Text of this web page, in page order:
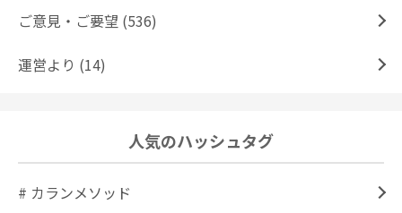
ご意見・ご要望 (536)
運営より (14)
人気のハッシュタグ
# カランメソッド